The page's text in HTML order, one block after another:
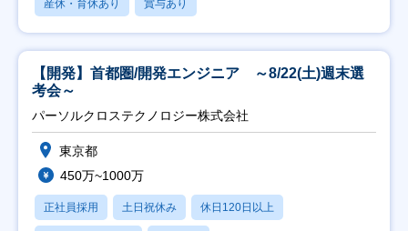
産休・育休あり 賞与あり
【開発】首都圏/開発エンジニア ～8/22(土)週末選
考会～
パーソルクロステクノロジー株式会社
東京都
450万~1000万
正社員採用 土日祝休み 休日120日以上